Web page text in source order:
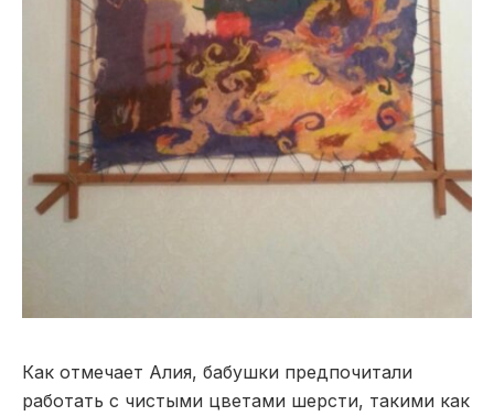
Как отмечает Алия, бабушки предпочитали
работать с чистыми цветами шерсти, такими как